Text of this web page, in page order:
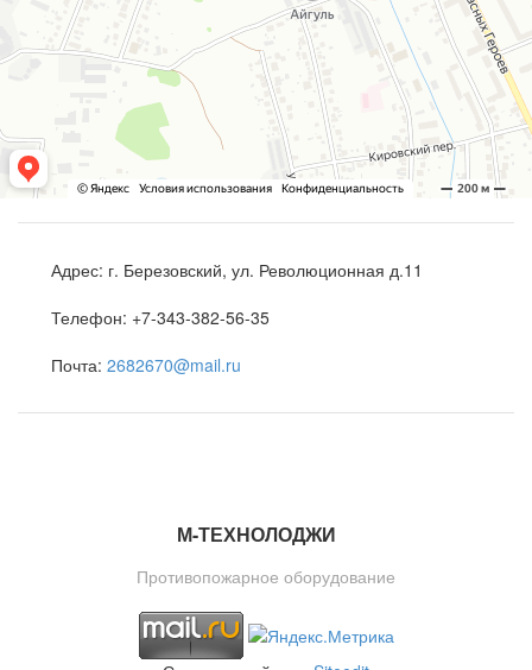
Адрес: г. Березовский, ул. Революционная д.11
Телефон: +7-343-382-56-35
Почта: 2682670@mail.ru
М-ТЕХНОЛОДЖИ
Противопожарное оборудование